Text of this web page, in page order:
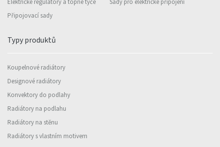
Elektrické regulátory a topné tyče
Sady pro elektrické připojení
Připojovací sady
Typy produktů
Koupelnové radiátory
Designové radiátory
Konvektory do podlahy
Radiátory na podlahu
Radiátory na stěnu
Radiátory s vlastním motivem